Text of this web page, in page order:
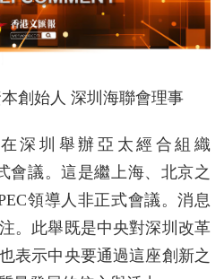
創始人 深圳海聯會理事
深圳舉辦亞太經合組織
會議。這是繼上海、北京之
領導人非正式會議。消息
。此舉既是中央對深圳改革
表示中央要通過這座創新之